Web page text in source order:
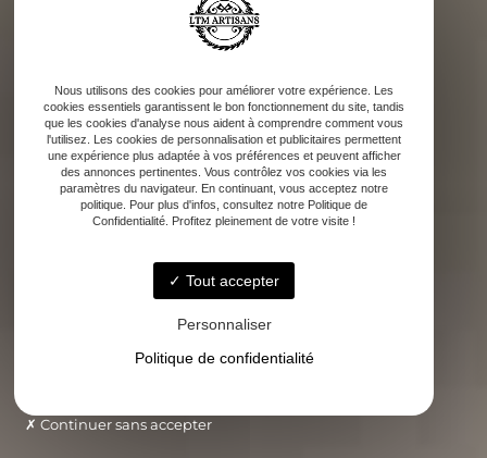
Nous utilisons des cookies pour améliorer votre expérience. Les
cookies essentiels garantissent le bon fonctionnement du site, tandis
que les cookies d'analyse nous aident à comprendre comment vous
l'utilisez. Les cookies de personnalisation et publicitaires permettent
une expérience plus adaptée à vos préférences et peuvent afficher
des annonces pertinentes. Vous contrôlez vos cookies via les
paramètres du navigateur. En continuant, vous acceptez notre
politique. Pour plus d'infos, consultez notre Politique de
Confidentialité. Profitez pleinement de votre visite !
Tout accepter
Personnaliser
Politique de confidentialité
Continuer sans accepter